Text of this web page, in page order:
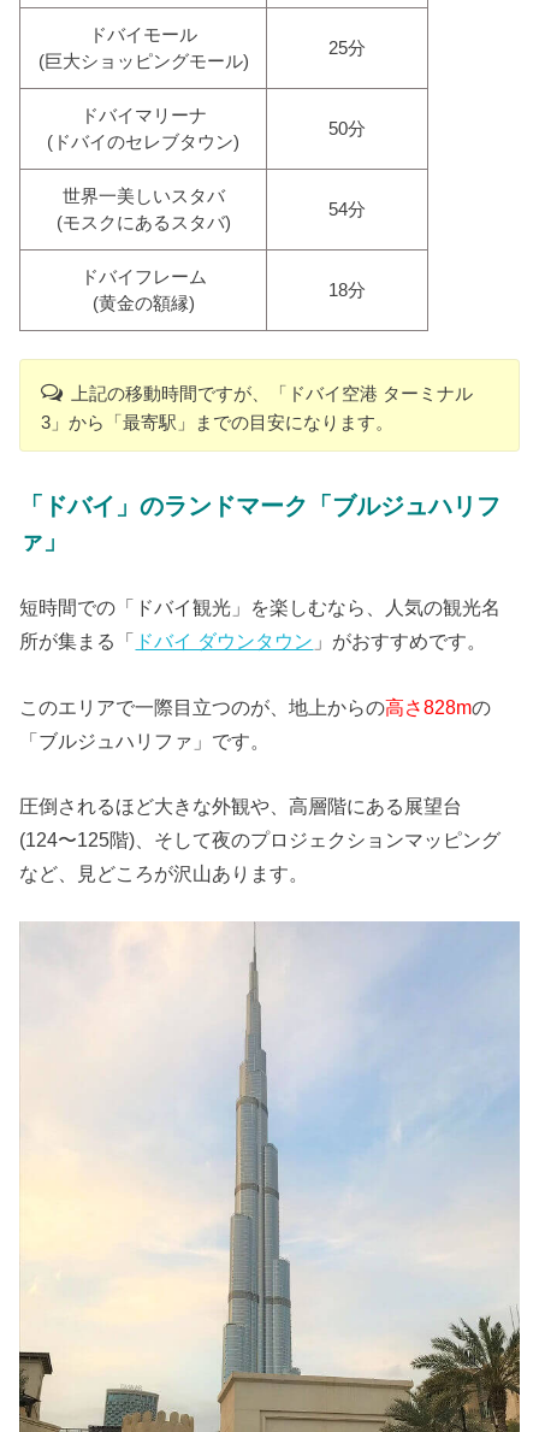
ドバイモール
(巨大ショッピングモール)
25分
ドバイマリーナ
(ドバイのセレブタウン)
50分
世界一美しいスタバ
(モスクにあるスタバ)
54分
ドバイフレーム
(黄金の額縁)
18分
上記の移動時間ですが、「ドバイ空港 ターミナル
3」から「最寄駅」までの目安になります。
「ドバイ」のランドマーク「ブルジュハリフ
ァ」
短時間での「ドバイ観光」を楽しむなら、人気の観光名
所が集まる「 ドバイ ダウンタウン 」がおすすめです。
このエリアで一際目立つのが、地上からの高さ828mの
「ブルジュハリファ」です。
圧倒されるほど大きな外観や、高層階にある展望台
(124〜125階)、そして夜のプロジェクションマッピング
など、見どころが沢山あります。